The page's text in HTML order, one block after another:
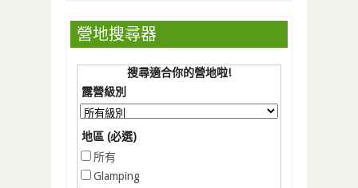
營地搜尋器
搜尋適合你的營地啦!
露營級別
地區 (必選)
所有
Glamping